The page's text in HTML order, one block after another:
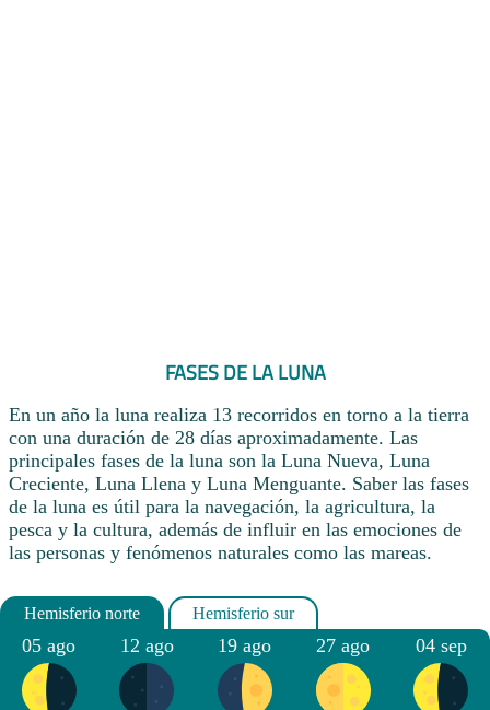
FASES DE LA LUNA
En un año la luna realiza 13 recorridos en torno a la tierra
con una duración de 28 días aproximadamente. Las
principales fases de la luna son la Luna Nueva, Luna
Creciente, Luna Llena y Luna Menguante. Saber las fases
de la luna es útil para la navegación, la agricultura, la
pesca y la cultura, además de influir en las emociones de
las personas y fenómenos naturales como las mareas.
05 ago 12 ago 19 ago 27 ago 04 sep